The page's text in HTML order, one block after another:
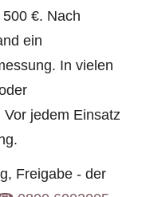
€. Nach
ein
In vielen
jedem Einsatz
Freigabe - der